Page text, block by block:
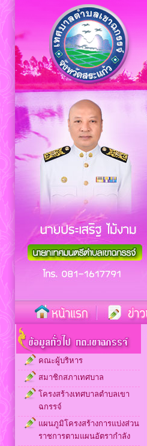
คณะผู้บริหาร
สมาชิกสภาเทศบาล
โครงสร้างเทศบาลตำบลเขา
ฉกรรจ์
แผนภูมิโครงสร้างการแบ่งส่วน
ราชการตามแผนอัตรากำลัง